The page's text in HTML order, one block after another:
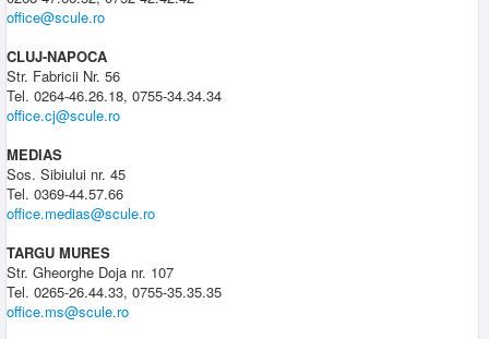
office@scule.ro
CLUJ-NAPOCA
Str. Fabricii Nr. 56
Tel. 0264-46.26.18, 0755-34.34.34
office.cj@scule.ro
MEDIAS
Sos. Sibiului nr. 45
Tel. 0369-44.57.66
office.medias@scule.ro
TARGU MURES
Str. Gheorghe Doja nr. 107
Tel. 0265-26.44.33, 0755-35.35.35
office.ms@scule.ro